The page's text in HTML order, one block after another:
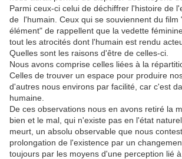
Parmi ceux-ci celui de déchiffrer l'histoire de
de l'humain. Ceux qui se souviennent du film
élément" de rappellent que la vedette
tout les atrocités dont l'humain est rendu
Quelles sont les raisons d'être de celles-ci.
Nous avons comprise celles liées à la
Celles de trouver un espace pour produire
d'autres nous environs par facilité, car c'est
humaine.
De ces observations nous en avons retiré la
bien et le mal, qui n'existe pas en l'état
meurt, un absolu observable que nous
prolongation de l'existence par un
toujours par les moyens d'une perception lié